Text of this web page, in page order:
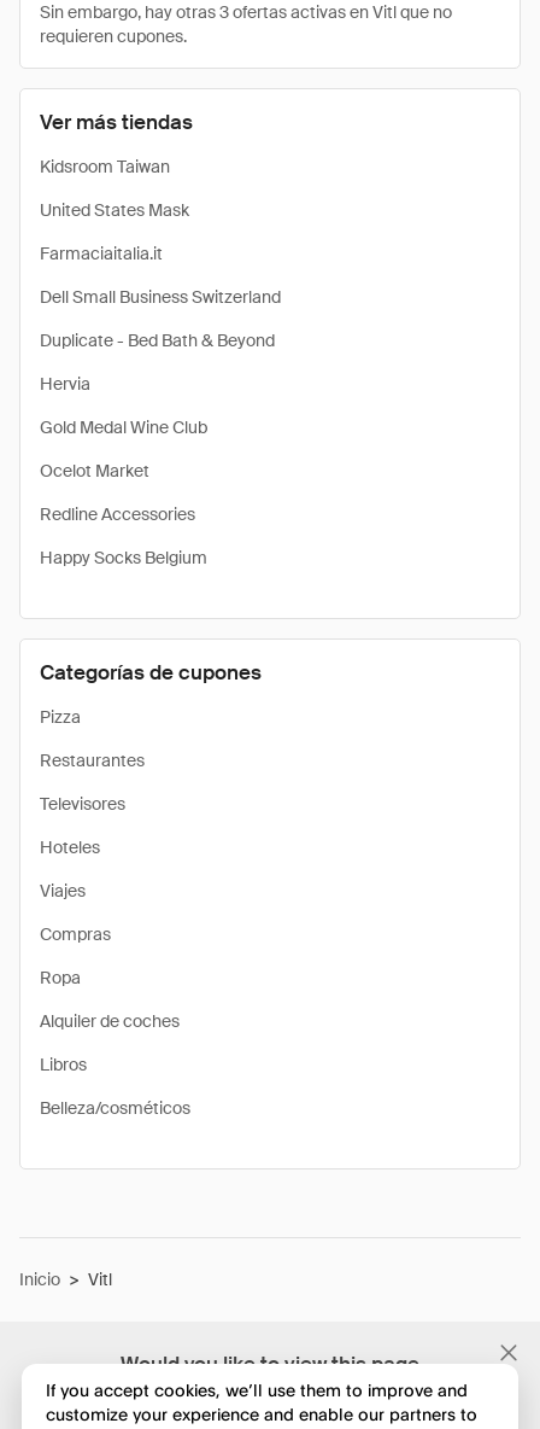
Would you like to view this page
in English?
Ver más tiendas
Kidsroom Taiwan
United States Mask
Farmaciaitalia.it
Dell Small Business Switzerland
Duplicate - Bed Bath & Beyond
Hervia
Gold Medal Wine Club
Ocelot Market
Redline Accessories
Happy Socks Belgium
Categorías de cupones
Pizza
Restaurantes
Televisores
Hoteles
Viajes
Compras
Ropa
Alquiler de coches
Libros
Belleza/cosméticos
Sin embargo, hay otras 3 ofertas activas en Vitl que no
requieren cupones.
Inicio > Vitl
If you accept cookies, we’ll use them to improve and
customize your experience and enable our partners to